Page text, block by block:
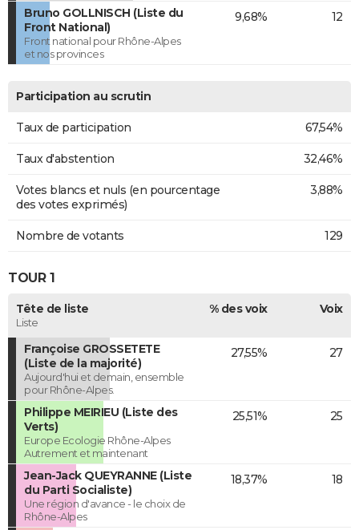
Bruno GOLLNISCH (Liste du
Front National)
Front national pour Rhône-Alpes
et nos provinces
9,68% 12
Participation au scrutin
Taux de participation 67,54%
Taux d'abstention 32,46%
Votes blancs et nuls (en pourcentage
des votes exprimés)
3,88%
Nombre de votants 129
TOUR 1
Tête de liste
Liste
% des voix Voix
Françoise GROSSETETE
(Liste de la majorité)
Aujourd'hui et demain, ensemble
pour Rhône-Alpes.
27,55% 27
Philippe MEIRIEU (Liste des
Verts)
Europe Ecologie Rhône-Alpes
Autrement et maintenant
25,51% 25
Jean-Jack QUEYRANNE (Liste
du Parti Socialiste)
Une région d'avance - le choix de
Rhône-Alpes
18,37% 18